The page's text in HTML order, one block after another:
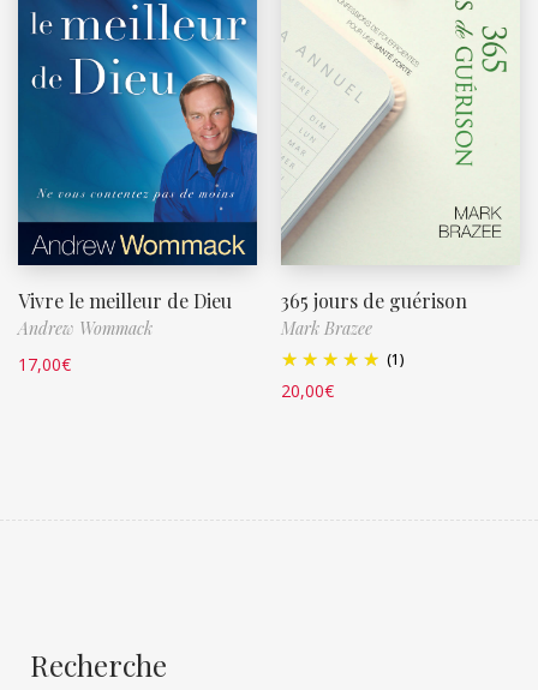
Vivre le meilleur de Dieu
Andrew Wommack
17,00€
365 jours de guérison
Mark Brazee
(1)
20,00€
Recherche